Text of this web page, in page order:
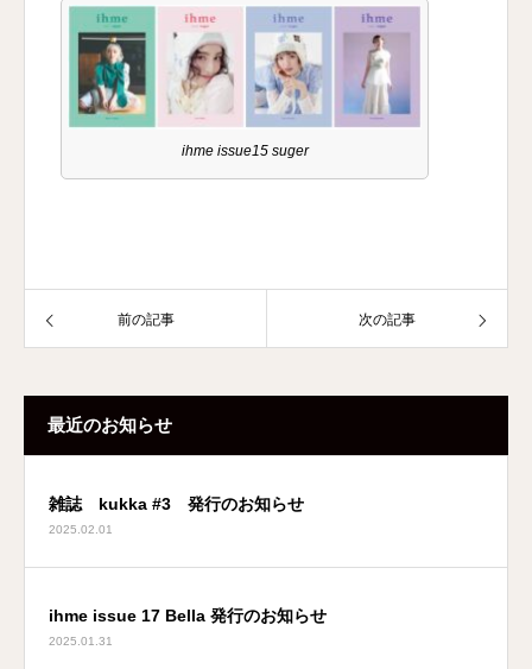
ihme issue15 suger
前の記事 次の記事
最近のお知らせ
雑誌 kukka #3 発行のお知らせ
2025.02.01
ihme issue 17 Bella 発行のお知らせ
2025.01.31